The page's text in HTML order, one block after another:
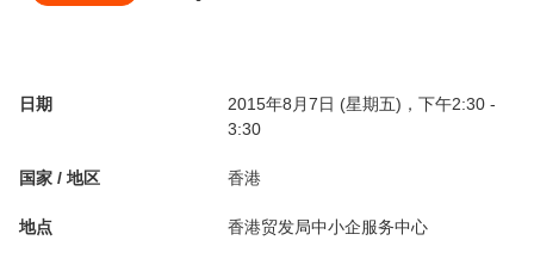
日期
2015年8月7日 (星期五)，下午2:30 -
3:30
国家 / 地区 香港
地点 香港贸发局中小企服务中心